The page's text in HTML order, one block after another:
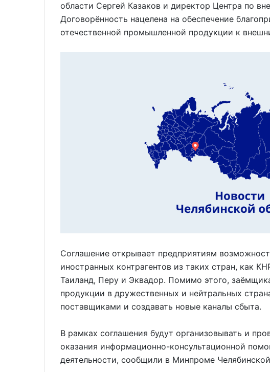
области Сергей Казаков и директор Центра по
Договорённость нацелена на обеспечение
отечественной промышленной продукции к
Соглашение открывает предприятиям
иностранных контрагентов из таких стран, как
Таиланд, Перу и Эквадор. Помимо этого,
продукции в дружественных и нейтральных
поставщиками и создавать новые каналы сбыта.
В рамках соглашения будут организовывать и
оказания информационно-консультационной
деятельности, сообщили в Минпроме